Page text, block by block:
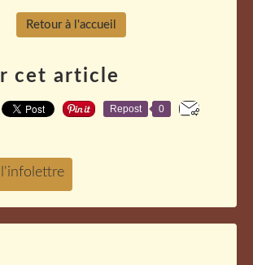
Retour à l'accueil
cet article
Repost 0